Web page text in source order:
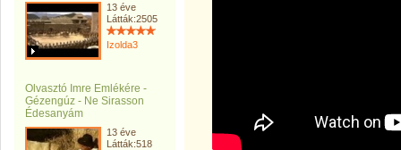
13 éve
Látták:2505
Izolda3
Olvasztó Imre Emlékére -
Gézengúz - Ne Sirasson
Édesanyám
13 éve
Látták:518